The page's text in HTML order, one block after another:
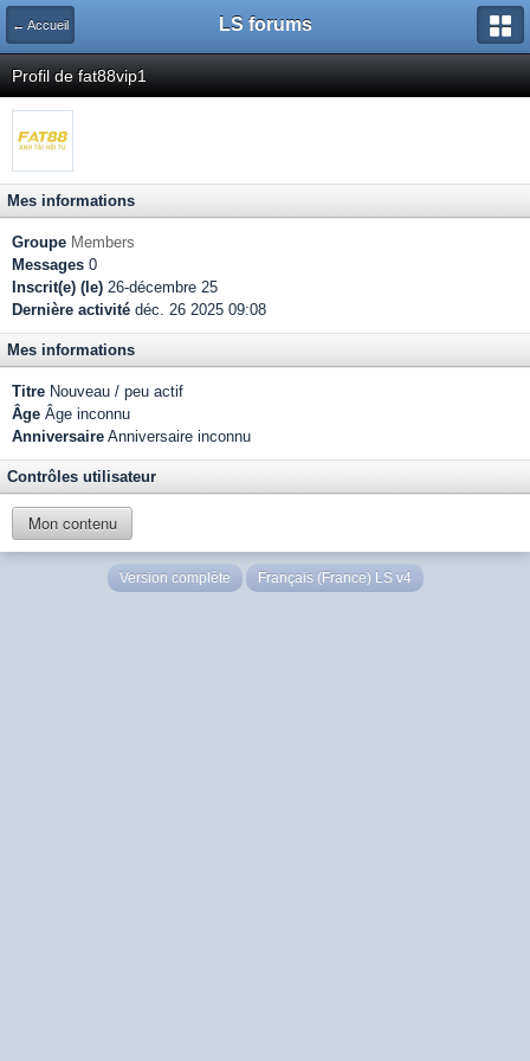
← Accueil LS forums
Profil de fat88vip1
Mes informations
Groupe Members
Messages 0
Inscrit(e) (le) 26-décembre 25
Dernière activité déc. 26 2025 09:08
Mes informations
Titre Nouveau / peu actif
Âge Âge inconnu
Anniversaire Anniversaire inconnu
Contrôles utilisateur
Mon contenu
Version complète Français (France) LS v4